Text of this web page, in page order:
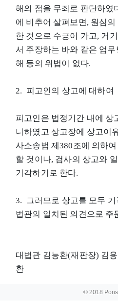
해의 점을 무죄로 판단하였
에 비추어 살펴보면, 원심
한 것으로 수긍이 가고, 거
서 주장하는 바와 같은 업
해 등의 위법이 없다.
2. 피고인의 상고에 대하여
피고인은 법정기간 내에 상
니하였고 상고장에 상고이
사소송법 제380조에 의하
할 것이나, 검사의 상고와
기각하기로 한다.
3. 그러므로 상고를 모두 기
법관의 일치된 의견으로 주
대법관 김능환(재판장) 김
환
© 2018